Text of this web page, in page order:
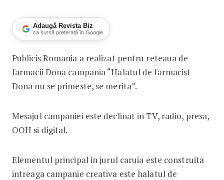
Adaugă Revista Biz
ca sursă preferată în Google
Campanie de imagine in farma
Publicis Romania a realizat pentru reteaua de
farmacii Dona campania “Halatul de farmacist
Dona nu se primeste, se merita”.
Mesajul campaniei este declinat in TV, radio, presa,
OOH si digital.
Elementul principal in jurul caruia este construita
intreaga campanie creativa este halatul de